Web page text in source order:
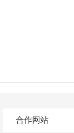
合作网站